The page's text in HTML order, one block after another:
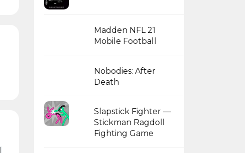
Madden NFL 21
Mobile Football
Nobodies: After
Death
Slapstick Fighter —
Stickman Ragdoll
Fighting Game